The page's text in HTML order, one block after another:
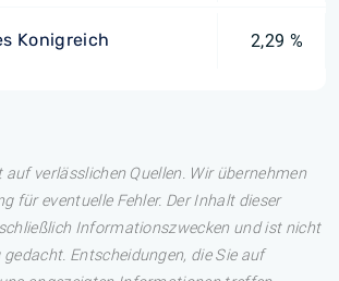
Konigreich 2,29 %
auf verlässlichen Quellen. Wir übernehmen
für eventuelle Fehler. Der Inhalt dieser
Informationszwecken und ist nicht
Entscheidungen, die Sie auf